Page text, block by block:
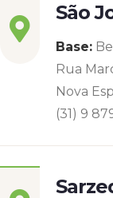
São
Base:
Rua
Nova
(31) 9